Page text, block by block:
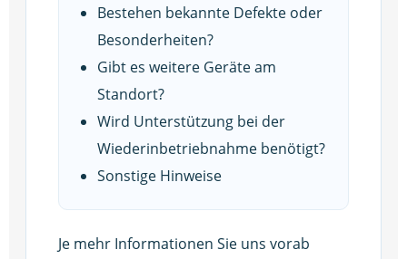
Bestehen bekannte Defekte oder
Besonderheiten?
Gibt es weitere Geräte am
Standort?
Wird Unterstützung bei der
Wiederinbetriebnahme benötigt?
Sonstige Hinweise
Je mehr Informationen Sie uns vorab